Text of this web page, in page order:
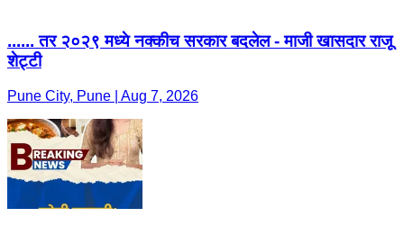
...... तर २०२९ मध्ये नक्कीच सरकार बदलेल - माजी खासदार राजू
शेट्टी
Pune City, Pune | Aug 7, 2026